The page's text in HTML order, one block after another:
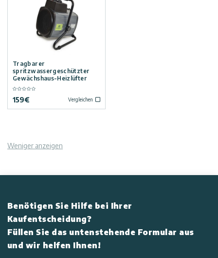
Vordächer
Wintergärten
Poolüberdachung
Zubehör
Unterstützung
und
Ideen
Kontaktiere
Widerrufsbelehrung
Versandoptionen
Datenschutz-
Bestimmungen
Innovera
Industries
Tragbarer
spritzwassergeschützter
Gewächshaus-Heizlüfter
159€ Vergleichen
Weniger anzeigen
Benötigen Sie Hilfe bei Ihrer
Kaufentscheidung?
Füllen Sie das untenstehende Formular aus
und wir helfen Ihnen!